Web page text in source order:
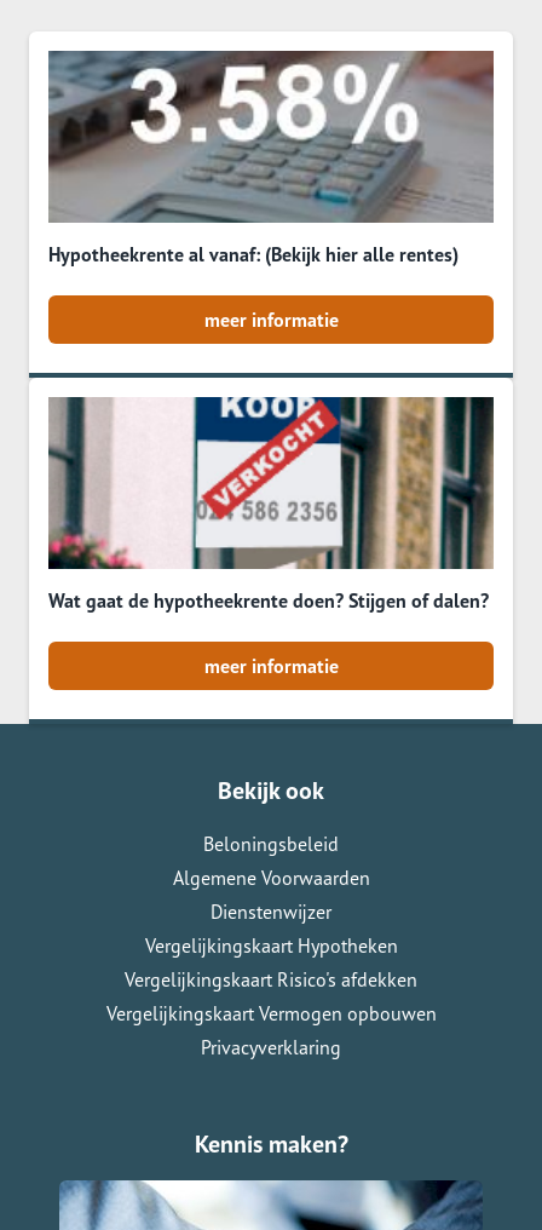
Hypotheekrente al vanaf: (Bekijk hier alle rentes)
meer informatie
Wat gaat de hypotheekrente doen? Stijgen of dalen?
meer informatie
Bekijk ook
Beloningsbeleid
Algemene Voorwaarden
Dienstenwijzer
Vergelijkingskaart Hypotheken
Vergelijkingskaart Risico's afdekken
Vergelijkingskaart Vermogen opbouwen
Privacyverklaring
Kennis maken?